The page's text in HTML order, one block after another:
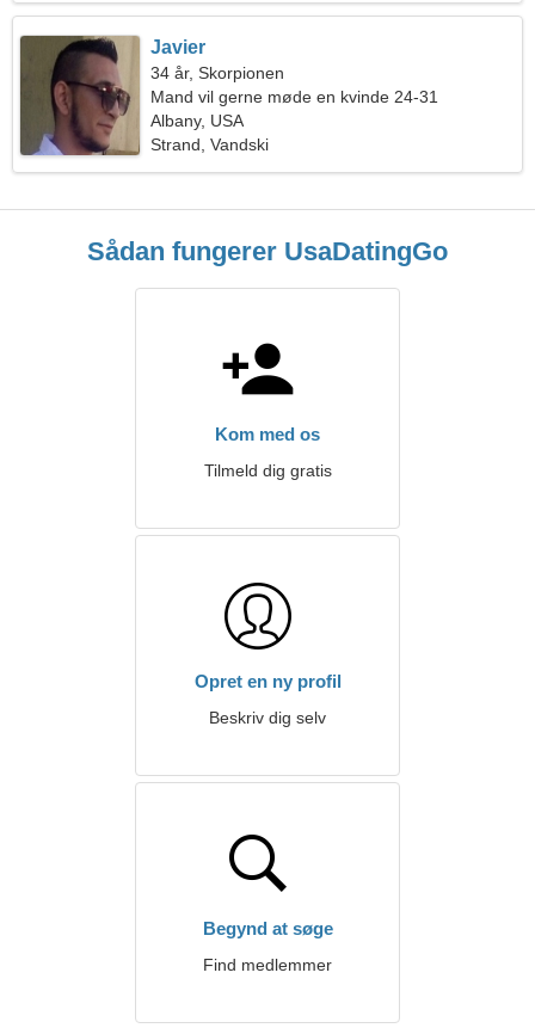
Javier
34 år, Skorpionen
Mand vil gerne møde en kvinde 24-31
Albany, USA
Strand, Vandski
Sådan fungerer UsaDatingGo
Kom med os
Tilmeld dig gratis
Opret en ny profil
Beskriv dig selv
Begynd at søge
Find medlemmer